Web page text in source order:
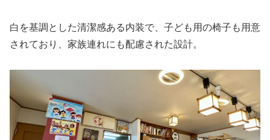
白を基調とした清潔感ある内装で、子ども用の椅子も用意
されており、家族連れにも配慮された設計。